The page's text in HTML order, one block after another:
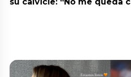
su calvicie: “No me queda